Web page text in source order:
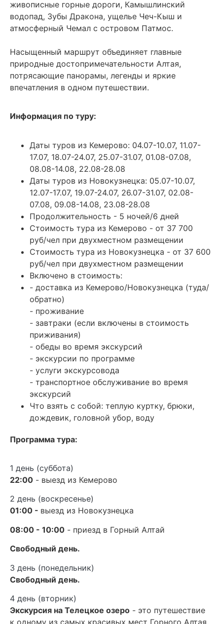
живописные горные дороги, Камышлинский
водопад, Зубы Дракона, ущелье Чеч-Кыш и
атмосферный Чемал с островом Патмос.
Насыщенный маршрут объединяет главные
природные достопримечательности Алтая,
потрясающие панорамы, легенды и яркие
впечатления в одном путешествии.
Информация по туру:
Даты туров из Кемерово: 04.07-10.07, 11.07-
17.07, 18.07-24.07, 25.07-31.07, 01.08-07.08,
08.08-14.08, 22.08-28.08
Даты туров из Новокузнецка: 05.07-10.07,
12.07-17.07, 19.07-24.07, 26.07-31.07, 02.08-
07.08, 09.08-14.08, 23.08-28.08
Продолжительность - 5 ночей/6 дней
Стоимость тура из Кемерово - от 37 700
руб/чел при двухместном размещении
Стоимость тура из Новокузнецка - от 37 600
руб/чел при двухместном размещении
Включено в стоимость:
- доставка из Кемерово/Новокузнецка (туда/
обратно)
- проживание
- завтраки (если включены в стоимость
приживания)
- обеды во время экскурсий
- экскурсии по программе
- услуги экскурсовода
- транспортное обслуживание во время
экскурсий
Что взять с собой: теплую куртку, брюки,
дождевик, головной убор, воду
Программа тура:
1 день (суббота)
22:00 - выезд из Кемерово
2 день (воскресенье)
01:00 - выезд из Новокузнецка
08:00 - 10:00 - приезд в Горный Алтай
Свободный день.
3 день (понедельник)
Свободный день.
4 день (вторник)
Экскурсия на Телецкое озеро - это путешествие
к одному из самых красивых мест Горного Алтая,